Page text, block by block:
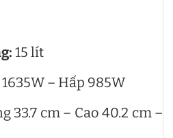
15 lít
– Hấp 985W
33.7 cm – Cao 40.2 cm –